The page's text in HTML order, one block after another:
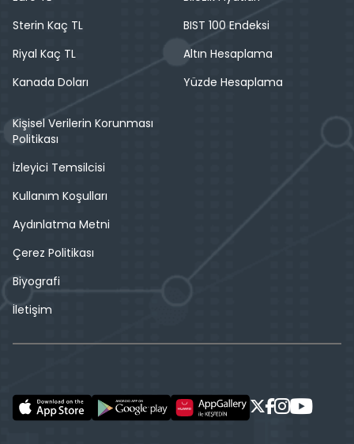
Sterin Kaç TL
Riyal Kaç TL
Kanada Doları
BIST 100 Endeksi
Altın Hesaplama
Yüzde Hesaplama
Kişisel Verilerin Korunması
Politikası
İzleyici Temsilcisi
Kullanım Koşulları
Aydınlatma Metni
Çerez Politikası
Biyografi
İletişim